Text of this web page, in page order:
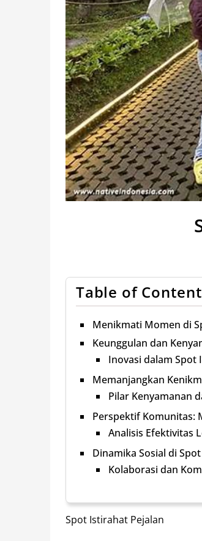
Table of
Menikmati Momen di
Keunggulan dan
Inovasi dalam Spot
Memanjangkan
Pilar Kenyamanan
Perspektif Komunitas:
Analisis Efektivitas
Dinamika Sosial di
Kolaborasi dan
Spot Istirahat Pejalan